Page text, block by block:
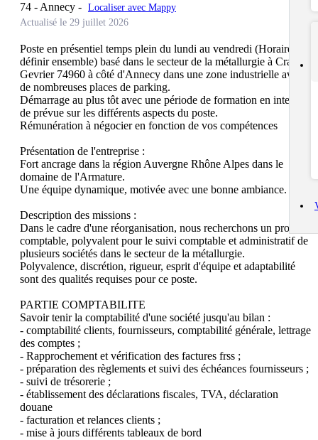
74 - Annecy - Localiser avec Mappy
Actualisé le 29 juillet 2026
Poste en présentiel temps plein du lundi au vendredi (Horaires à
définir ensemble) basé dans le secteur de la métallurgie à Cran
Gevrier 74960 à côté d'Annecy dans une zone industrielle avec
de nombreuses places de parking.
Démarrage au plus tôt avec une période de formation en interne
de prévue sur les différents aspects du poste.
Rémunération à négocier en fonction de vos compétences
Présentation de l'entreprise :
Fort ancrage dans la région Auvergne Rhône Alpes dans le
domaine de l'Armature.
Une équipe dynamique, motivée avec une bonne ambiance.
Description des missions :
Dans le cadre d'une réorganisation, nous recherchons un profil
comptable, polyvalent pour le suivi comptable et administratif de
plusieurs sociétés dans le secteur de la métallurgie.
Polyvalence, discrétion, rigueur, esprit d'équipe et adaptabilité
sont des qualités requises pour ce poste.
PARTIE COMPTABILITE
Savoir tenir la comptabilité d'une société jusqu'au bilan :
- comptabilité clients, fournisseurs, comptabilité générale, lettrage
des comptes ;
- Rapprochement et vérification des factures frss ;
- préparation des règlements et suivi des échéances fournisseurs ;
- suivi de trésorerie ;
- établissement des déclarations fiscales, TVA, déclaration
douane
- facturation et relances clients ;
- mise à jours différents tableaux de bord